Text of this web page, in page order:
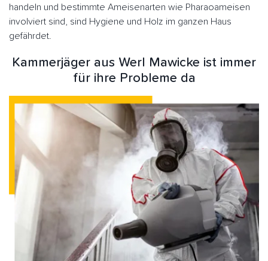
handeln und bestimmte Ameisenarten wie Pharaoameisen
involviert sind, sind Hygiene und Holz im ganzen Haus
gefährdet.
Kammerjäger aus Werl Mawicke ist immer
für ihre Probleme da